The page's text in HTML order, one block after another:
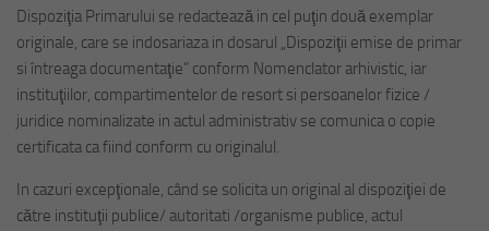
Dispoziţia Primarului se redactează in cel puţin două exemplar
originale, care se indosariaza in dosarul „Dispoziţii emise de primar
si întreaga documentaţie” conform Nomenclator arhivistic, iar
instituţiilor, compartimentelor de resort si persoanelor fizice /
juridice nominalizate in actul administrativ se comunica o copie
certificata ca fiind conform cu originalul.
In cazuri excepţionale, când se solicita un original al dispoziţiei de
către instituţii publice/ autoritati /organisme publice, actul